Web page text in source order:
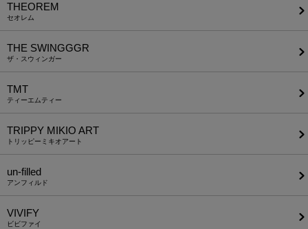
THEOREM
セオレム
THE SWINGGGR
ザ・スウィンガー
TMT
ティーエムティー
TRIPPY MIKIO ART
トリッピーミキオアート
un-filled
アンフィルド
VIVIFY
ビビファイ